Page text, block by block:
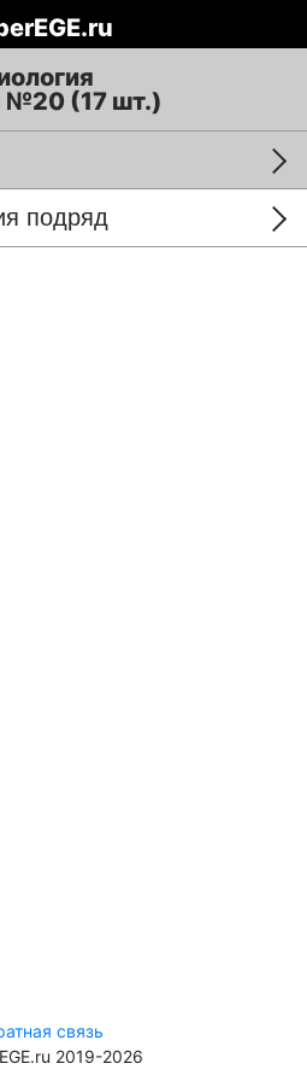
№20 (17 шт.)
подряд
связь
2019-2026